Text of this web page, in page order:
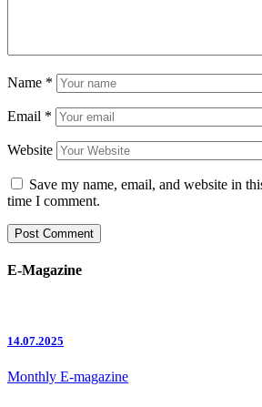
Name *
Email *
Website
Save my name, email, and website in
time I comment.
E-Magazine
14.07.2025
Monthly E-magazine